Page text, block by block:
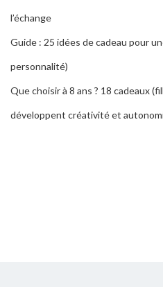
l’échange
Guide : 25 idées de cadeau pour
personnalité)
Que choisir à 8 ans ? 18 cadeaux
développent créativité et